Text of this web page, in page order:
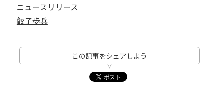
ニュースリリース
餃子歩兵
この記事をシェアしよう